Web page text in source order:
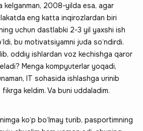
2008-yilda esa, agar
eng katta inqirozlardan biri
uchun dastlabki 2-3 yil yaxshi ish
bu motivatsiyamni juda so‘ndirdi.
oddiy ishlardan voz kechishga qaror
Menga kompyuterlar yoqadi,
IT sohasida ishlashga urinib
fikrga keldim. Va buni uddaladim.
ko‘p bo‘lmay turib, pasportimning